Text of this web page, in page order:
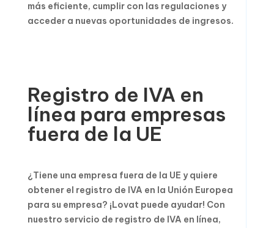
más eficiente, cumplir con las regulaciones y
acceder a nuevas oportunidades de ingresos.
Registro de IVA en
línea para empresas
fuera de la UE
¿Tiene una empresa fuera de la UE y quiere
obtener el registro de IVA en la Unión Europea
para su empresa? ¡Lovat puede ayudar! Con
nuestro servicio de registro de IVA en línea,